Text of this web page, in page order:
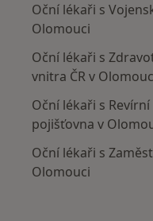
Oční lékaři s
Olomouci
Oční lékaři s
vnitra ČR v
Oční lékaři s
pojišťovna v
Oční lékaři s
Olomouci